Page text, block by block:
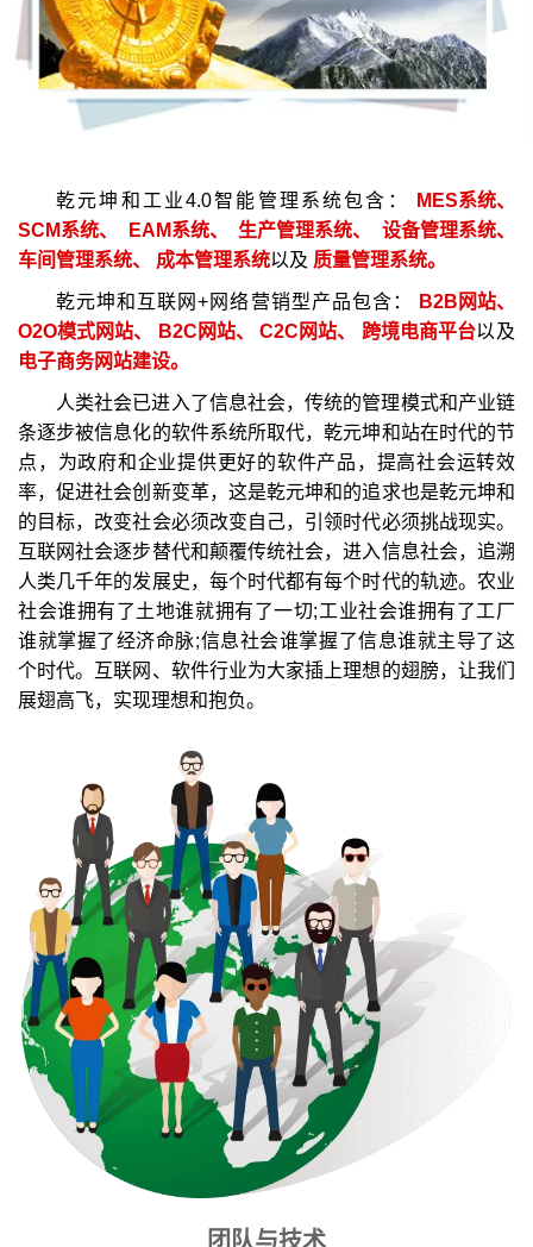
乾元坤和工业4.0智能管理系统包含：
MES系统、
SCM系统、
EAM系统、 生产管理系统、
设备管理系统、
车间管理系统、
成本管理系统以及 质量管理系统。
乾元坤和互联网+网络营销型产品包含：
B2B网站、
O2O模式网站、
B2C网站、 C2C网站、 跨境电商平台以及
电子商务网站建设。
人类社会已进入了信息社会，传统的管理模式和产业链
条逐步被信息化的软件系统所取代，乾元坤和站在时代的节
点，为政府和企业提供更好的软件产品，提高社会运转效
率，促进社会创新变革，这是乾元坤和的追求也是乾元坤和
的目标，改变社会必须改变自己，引领时代必须挑战现实。
互联网社会逐步替代和颠覆传统社会，进入信息社会，追溯
人类几千年的发展史，每个时代都有每个时代的轨迹。农业
社会谁拥有了土地谁就拥有了一切;工业社会谁拥有了工厂
谁就掌握了经济命脉;信息社会谁掌握了信息谁就主导了这
个时代。互联网、软件行业为大家插上理想的翅膀，让我们
展翅高飞，实现理想和抱负。
团队与技术